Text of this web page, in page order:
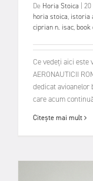
De Horia Stoica 20
horia stoica, istoria
ciprian n. isac,book
Ce vedeți aici este
AERONAUTICII
dedicat avioanelor
care acum
Citește mai mult